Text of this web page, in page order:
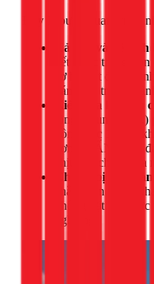
Đây là bước quan trọng
Xả cạn và vệ sinh
hết nước trong
cơ hội tốt để vệ
bám bên trong
Kiểm tra kết cấu
tông, khung
bồn nước 1000L
hơn 1 TẤN. Phải
chịu lực chính của
Chuẩn bị mặt
chắc chắn và có
không đặt bồn trực
nghiêng.